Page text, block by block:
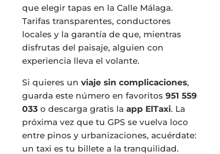
que elegir tapas en la Calle Málaga.
Tarifas transparentes, conductores
locales y la garantía de que, mientras
disfrutas del paisaje, alguien con
experiencia lleva el volante.
Si quieres un viaje sin complicaciones,
guarda este número en favoritos 951 559
033o descarga gratis la app ElTaxi. La
próxima vez que tu GPS se vuelva loco
entre pinos y urbanizaciones, acuérdate:
un taxi es tu billete a la tranquilidad.